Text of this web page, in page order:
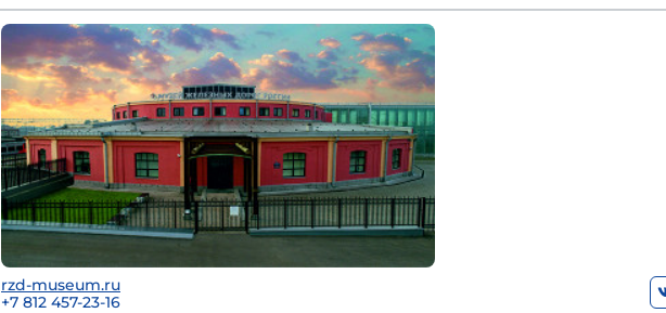
rzd-museum.ru
+7 812 457-23-16